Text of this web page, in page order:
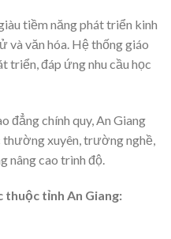
tiềm năng phát triển kinh
và văn hóa. Hệ thống giáo
triển, đáp ứng nhu cầu học
đẳng chính quy, An Giang
xuyên, trường nghề,
nâng cao trình độ.
thuộc tỉnh An Giang: